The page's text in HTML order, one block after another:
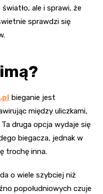
ale i sprawi, że
sprawdzi się
bieganie jest
między uliczkami,
druga opcja wydaje się
biegacza, jednak w
trochę inna.
o wiele szybciej niż
popołudniowych czuje